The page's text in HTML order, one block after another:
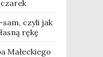
czyli jak
rękę
Małeckiego